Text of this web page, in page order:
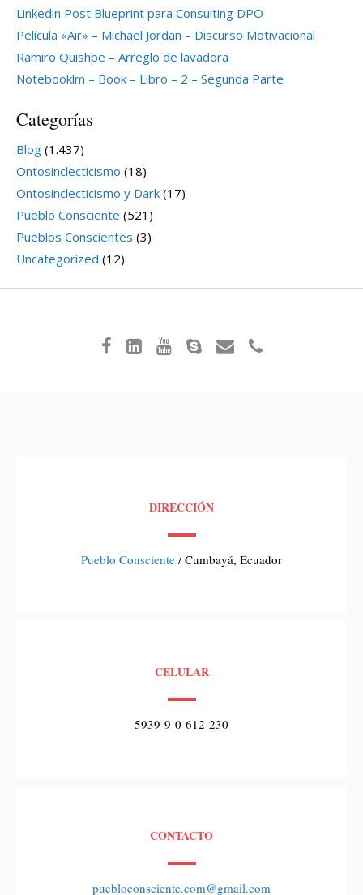
Linkedin Post Blueprint para Consulting DPO
Película «Air» – Michael Jordan – Discurso Motivacional
Ramiro Quishpe – Arreglo de lavadora
Notebooklm – Book – Libro – 2 – Segunda Parte
Categorías
Blog (1.437)
Ontosinclecticismo (18)
Ontosinclecticismo y Dark (17)
Pueblo Consciente (521)
Pueblos Conscientes (3)
Uncategorized (12)
DIRECCIÓN
Pueblo Consciente / Cumbayá, Ecuador
CELULAR
5939-9-0-612-230
CONTACTO
puebloconsciente.com@gmail.com